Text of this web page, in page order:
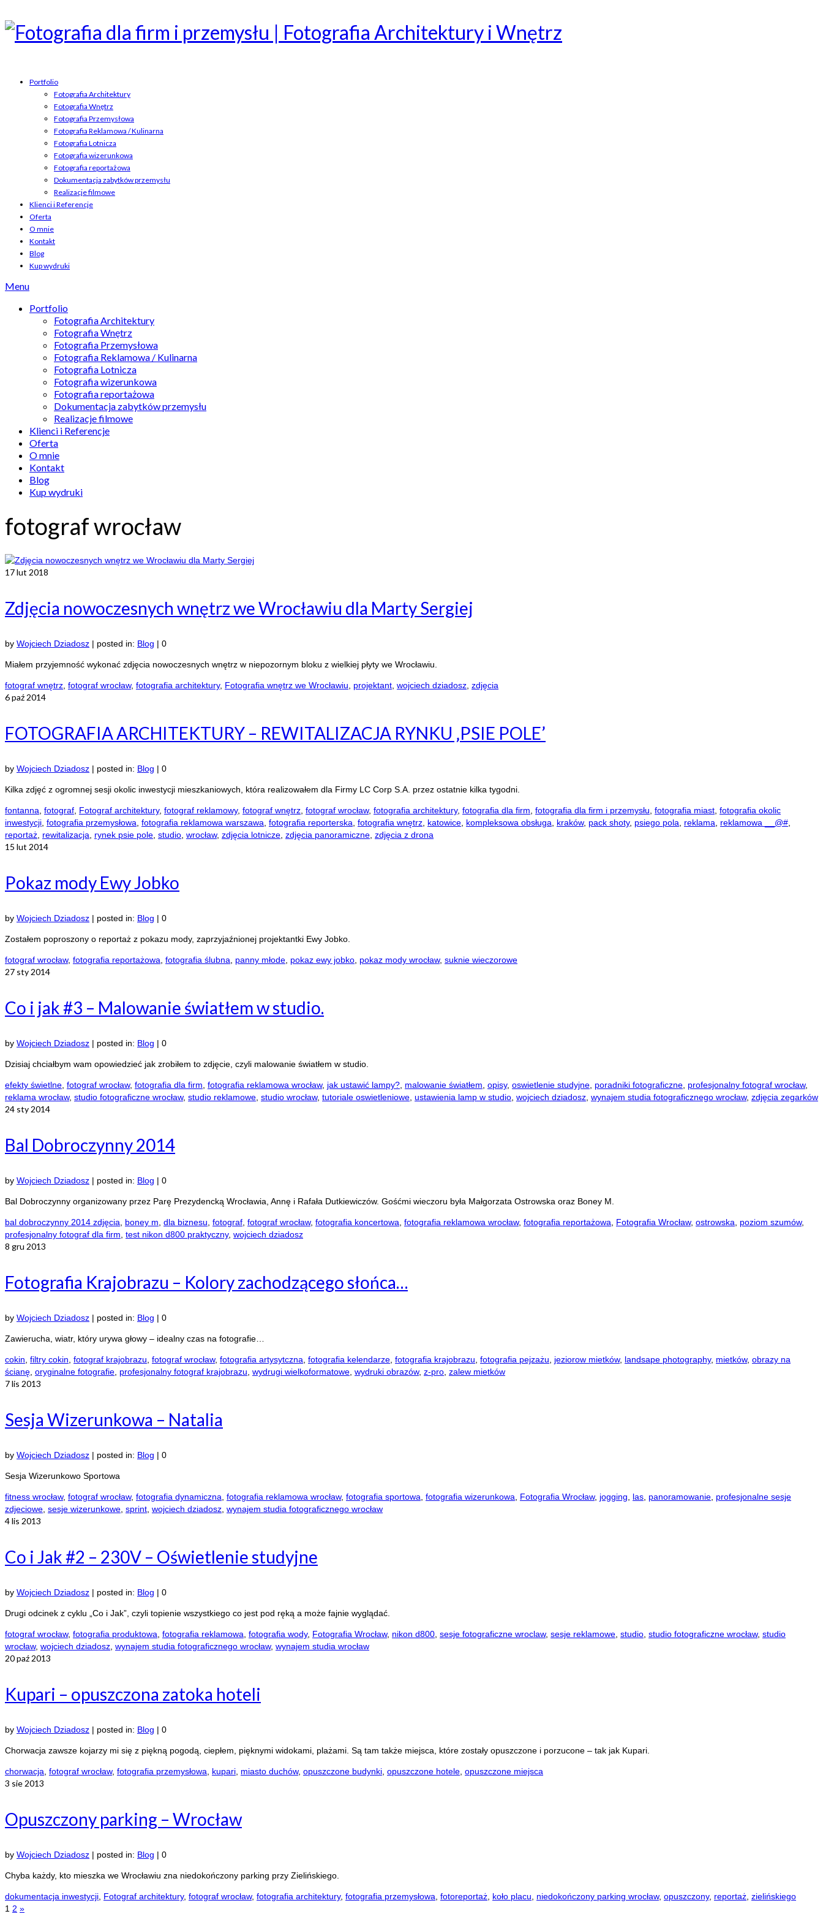
Portfolio
Fotografia Architektury
Fotografia Wnętrz
Fotografia Przemysłowa
Fotografia Reklamowa / Kulinarna
Fotografia Lotnicza
Fotografia wizerunkowa
Fotografia reportażowa
Dokumentacja zabytków przemysłu
Realizacje filmowe
Klienci i Referencje
Oferta
O mnie
Kontakt
Blog
Kup wydruki
Menu
Portfolio
Fotografia Architektury
Fotografia Wnętrz
Fotografia Przemysłowa
Fotografia Reklamowa / Kulinarna
Fotografia Lotnicza
Fotografia wizerunkowa
Fotografia reportażowa
Dokumentacja zabytków przemysłu
Realizacje filmowe
Klienci i Referencje
Oferta
O mnie
Kontakt
Blog
Kup wydruki
fotograf wrocław
17lut 2018
Zdjęcia nowoczesnych wnętrz we Wrocławiu dla Marty Sergiej
by Wojciech Dziadosz | posted in: Blog | 0
Miałem przyjemność wykonać zdjęcia nowoczesnych wnętrz w niepozornym bloku z wielkiej płyty we Wrocławiu.
fotograf wnętrz fotograf wrocław, fotografia architektury, Fotografia wnętrz we Wrocławiu projektant wojciech dziadosz zdjęcia
6paź 2014
FOTOGRAFIA ARCHITEKTURY – REWITALIZACJA RYNKU ‚PSIE POLE’
by Wojciech Dziadosz | posted in: Blog | 0
Kilka zdjęć z ogromnej sesji okolic inwestycji mieszkaniowych, która realizowałem dla Firmy LC Corp S.A. przez ostatnie kilka tygodni.
fontanna fotograf Fotograf architektury, fotograf reklamowy, fotograf wnętrz fotograf wrocław, fotografia architektury, fotografia dla firm fotografia dla firm i przemysłu fotografia miast fotografia okolic
inwestycji fotografia przemysłowa fotografia reklamowa warszawa fotografia reporterska fotografia wnętrz katowice kompleksowa obsługa kraków, pack shoty, psiego pola reklama reklamowa __@#
reportaż rewitalizacja rynek psie pole studio wrocław, zdjęcia lotnicze zdjęcia panoramiczne zdjęcia z drona
15 lut 2014
Pokaz mody Ewy Jobko
by Wojciech Dziadosz | posted in: Blog | 0
Zostałem poproszony o reportaż z pokazu mody, zaprzyjaźnionej projektantki Ewy Jobko.
fotograf wrocław, fotografia reportażowa fotografia ślubna panny młode pokaz ewy jobko pokaz mody wrocław, suknie wieczorowe
27 sty 2014
Co i jak #3 – Malowanie światłem w studio.
by Wojciech Dziadosz | posted in: Blog | 0
Dzisiaj chciałbym wam opowiedzieć jak zrobiłem to zdjęcie, czyli malowanie światłem w studio.
efekty świetlne fotograf wrocław, fotografia dla firm fotografia reklamowa wrocław, jak ustawić lampy? malowanie światłem opisy, oswietlenie studyjne poradniki fotograficzne profesjonalny fotograf wrocław,
reklama wrocław, studio fotograficzne wrocław, studio reklamowe studio wrocław, tutoriale oswietleniowe ustawienia lamp w studio wojciech dziadosz wynajem studia fotograficznego wrocław, zdjęcia zegarków
24 sty 2014
Bal Dobroczynny 2014
by Wojciech Dziadosz | posted in: Blog | 0
Bal Dobroczynny organizowany przez Parę Prezydencką Wrocławia, Annę i Rafała Dutkiewiczów. Gośćmi wieczoru była Małgorzata Ostrowska oraz Boney M.
bal dobroczynny 2014 zdjęcia boney m dla biznesu fotograf fotograf wrocław, fotografia koncertowa fotografia reklamowa wrocław, fotografia reportażowa Fotografia Wrocław, ostrowska poziom szumów,
profesjonalny fotograf dla firm test nikon d800 praktyczny, wojciech dziadosz
8 gru 2013
Fotografia Krajobrazu – Kolory zachodzącego słońca…
by Wojciech Dziadosz | posted in: Blog | 0
Zawierucha, wiatr, który urywa głowy – idealny czas na fotografie…
cokin filtry cokin fotograf krajobrazu fotograf wrocław, fotografia artysytczna fotografia kelendarze fotografia krajobrazu fotografia pejzażu jeziorow mietków, landsape photography, mietków, obrazy na
ścianę oryginalne fotografie profesjonalny fotograf krajobrazu wydrugi wielkoformatowe wydruki obrazów, z-pro zalew mietków
7lis 2013
Sesja Wizerunkowa – Natalia
by Wojciech Dziadosz | posted in: Blog | 0
Sesja Wizerunkowo Sportowa
fitness wrocław, fotograf wrocław, fotografia dynamiczna fotografia reklamowa wrocław, fotografia sportowa fotografia wizerunkowa Fotografia Wrocław, jogging las panoramowanie profesjonalne sesje
zdjeciowe sesje wizerunkowe sprint wojciech dziadosz wynajem studia fotograficznego wrocław
4lis 2013
Co i Jak #2 – 230V – Oświetlenie studyjne
by Wojciech Dziadosz | posted in: Blog | 0
Drugi odcinek z cyklu „Co i Jak”, czyli topienie wszystkiego co jest pod ręką a może fajnie wyglądać.
fotograf wrocław, fotografia produktowa fotografia reklamowa fotografia wody, Fotografia Wrocław, nikon d800 sesje fotograficzne wroclaw, sesje reklamowe studio studio fotograficzne wrocław, studio
wrocław, wojciech dziadosz wynajem studia fotograficznego wrocław, wynajem studia wrocław
20paź 2013
Kupari – opuszczona zatoka hoteli
by Wojciech Dziadosz | posted in: Blog | 0
Chorwacja zawsze kojarzy mi się z piękną pogodą, ciepłem, pięknymi widokami, plażami. Są tam także miejsca, które zostały opuszczone i porzucone – tak jak Kupari.
chorwacja fotograf wrocław, fotografia przemysłowa kupari miasto duchów, opuszczone budynki opuszczone hotele opuszczone miejsca
3 sie 2013
Opuszczony parking – Wrocław
by Wojciech Dziadosz | posted in: Blog | 0
Chyba każdy, kto mieszka we Wrocławiu zna niedokończony parking przy Zielińskiego.
dokumentacja inwestycji Fotograf architektury, fotograf wrocław, fotografia architektury, fotografia przemysłowa fotoreportaż koło placu niedokończony parking wrocław, opuszczony, reportaż zielińskiego
1 2 »